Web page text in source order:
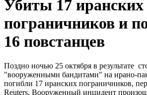
Убиты 17 иранских
пограничников и
16 повстанцев
Поздно ночью 25 октября в результате
"вооруженными бандитами" на ирано-
погибли 17 иранских пограничников,
Reuters. Вооруженный инцидент